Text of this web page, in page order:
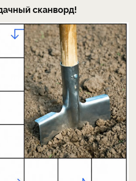
сканворд!